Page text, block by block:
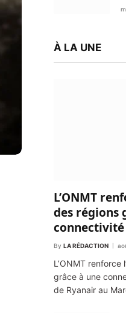
À LA UNE
L’ONMT
des régions
historique
By LA RÉDACTION
L’ONMT
grâce à une
de Ryanair au